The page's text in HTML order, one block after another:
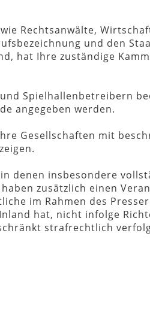
Rechtsanwälte,
und den
hat Ihre zuständige
Spielhallenbetreibern
angegeben werden.
Gesellschaften mit
denen insbesondere
zusätzlich einen
im Rahmen des
hat, nicht infolge
strafrechtlich